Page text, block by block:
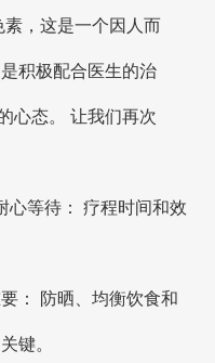
素，这是一个因人而
积极配合医生的治
心态。 让我们再次
心等待： 疗程时间和效
： 防晒、均衡饮食和
键。